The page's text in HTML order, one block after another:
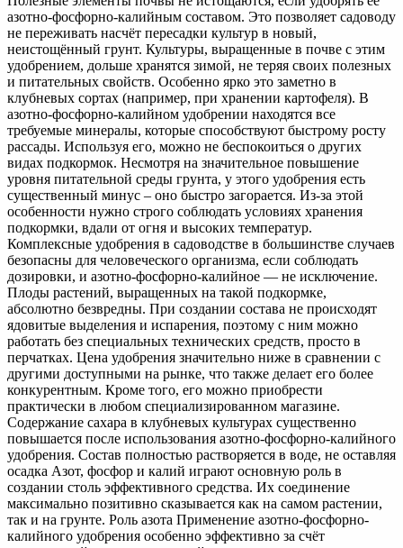
азотно-фосфорно-калийным составом. Это позволяет садоводу
не переживать насчёт пересадки культур в новый,
неистощённый грунт. Культуры, выращенные в почве с этим
удобрением, дольше хранятся зимой, не теряя своих полезных
и питательных свойств. Особенно ярко это заметно в
клубневых сортах (например, при хранении картофеля). В
азотно-фосфорно-калийном удобрении находятся все
требуемые минералы, которые способствуют быстрому росту
рассады. Используя его, можно не беспокоиться о других
видах подкормок. Несмотря на значительное повышение
уровня питательной среды грунта, у этого удобрения есть
существенный минус – оно быстро загорается. Из-за этой
особенности нужно строго соблюдать условиях хранения
подкормки, вдали от огня и высоких температур.
Комплексные удобрения в садоводстве в большинстве случаев
безопасны для человеческого организма, если соблюдать
дозировки, и азотно-фосфорно-калийное — не исключение.
Плоды растений, выращенных на такой подкормке,
абсолютно безвредны. При создании состава не происходят
ядовитые выделения и испарения, поэтому с ним можно
работать без специальных технических средств, просто в
перчатках. Цена удобрения значительно ниже в сравнении с
другими доступными на рынке, что также делает его более
конкурентным. Кроме того, его можно приобрести
практически в любом специализированном магазине.
Содержание сахара в клубневых культурах существенно
повышается после использования азотно-фосфорно-калийного
удобрения. Состав полностью растворяется в воде, не оставляя
осадка Азот, фосфор и калий играют основную роль в
создании столь эффективного средства. Их соединение
максимально позитивно сказывается как на самом растении,
так и на грунте. Роль азота Применение азотно-фосфорно-
калийного удобрения особенно эффективно за счёт